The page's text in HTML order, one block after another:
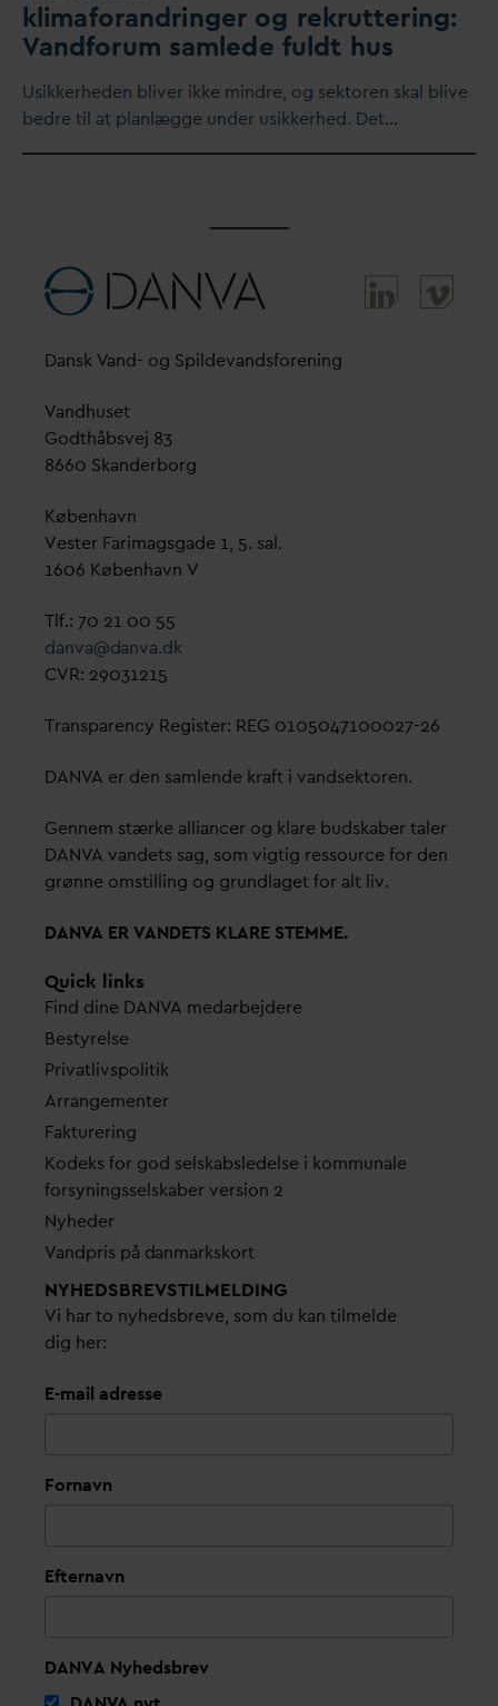
klimaforandringer og rekruttering:
Vandforum samlede fuldt hus
Usikkerheden bliver ikke mindre, og sektoren skal blive
bedre til at planlægge under usikkerhed. Det…
Dansk Vand- og Spildevandsforening
Vandhuset
Godthåbsvej 83
8660 Skanderborg
København
Vester Farimagsgade 1, 5. sal.
1606 København V
Tlf.: 70 21 00 55
danva@danva.dk
CVR: 29031215
Transparency Register: REG 0105047100027-26
DANVA er den samlende kraft i vandsektoren.
Gennem stærke alliancer og klare budskaber taler
DANVA vandets sag, som vigtig ressource for den
grønne omstilling og grundlaget for alt liv.
DANVA ERVANDETS KLARE STEMME.
Quick links
Find dine DANVA medarbejdere
Bestyrelse
Privatlivspolitik
Arrangementer
Fakturering
Kodeks for god selskabsledelse i kommunale
forsyningsselskaber version 2
Nyheder
Vandpris på danmarkskort
NYHEDSBREVS­TILMELDING
Vi har to nyhedsbreve, som du kan tilmelde
dig her:
E-mail adresse
Fornavn
Efternavn
DANVA Nyhedsbrev